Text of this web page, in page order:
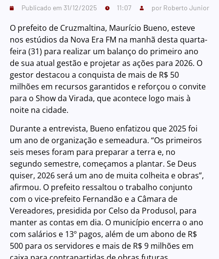
Publicado em 31/12/2025 11:07 por Roberto Junior
O prefeito de Cruzmaltina, Maurício Bueno, esteve
nos estúdios da Nova Era FM na manhã desta quarta-
feira (31) para realizar um balanço do primeiro ano
de sua atual gestão e projetar as ações para 2026. O
gestor destacou a conquista de mais de R$ 50
milhões em recursos garantidos e reforçou o convite
para o Show da Virada, que acontece logo mais à
noite na cidade.
Durante a entrevista, Bueno enfatizou que 2025 foi
um ano de organização e semeadura. “Os primeiros
seis meses foram para preparar a terra e, no
segundo semestre, começamos a plantar. Se Deus
quiser, 2026 será um ano de muita colheita e obras”,
afirmou. O prefeito ressaltou o trabalho conjunto
com o vice-prefeito Fernandão e a Câmara de
Vereadores, presidida por Celso da Produsol, para
manter as contas em dia. O município encerra o ano
com salários e 13º pagos, além de um abono de R$
500 para os servidores e mais de R$ 9 milhões em